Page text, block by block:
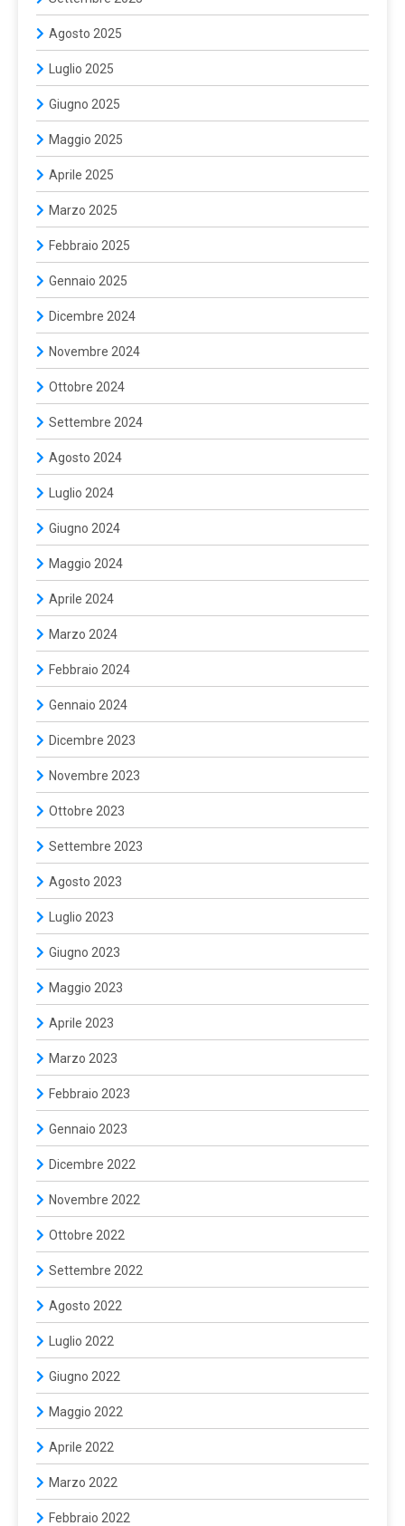
Agosto 2025
Luglio 2025
Giugno 2025
Maggio 2025
Aprile 2025
Marzo 2025
Febbraio 2025
Gennaio 2025
Dicembre 2024
Novembre 2024
Ottobre 2024
Settembre 2024
Agosto 2024
Luglio 2024
Giugno 2024
Maggio 2024
Aprile 2024
Marzo 2024
Febbraio 2024
Gennaio 2024
Dicembre 2023
Novembre 2023
Ottobre 2023
Settembre 2023
Agosto 2023
Luglio 2023
Giugno 2023
Maggio 2023
Aprile 2023
Marzo 2023
Febbraio 2023
Gennaio 2023
Dicembre 2022
Novembre 2022
Ottobre 2022
Settembre 2022
Agosto 2022
Luglio 2022
Giugno 2022
Maggio 2022
Aprile 2022
Marzo 2022
Febbraio 2022